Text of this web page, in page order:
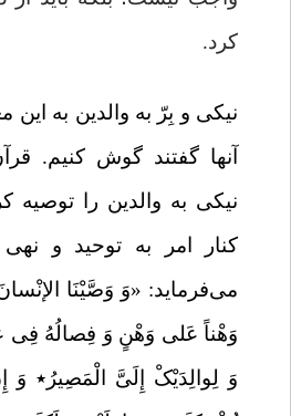
کرد.
نیکی و بِرّ به والدین به
آنها گفتند گوش کنیم.
نیکی به والدین را توصیه
کنار امر به توحید و
می‌فرماید: «وَ وَصَّیْنَا
وَهْناً عَلی وَهْنٍ وَ فِصالُهُ فِی
وَ لِوالِدَیْکْ إِلَیَّ الْمَصِیرُ ٭ وَ